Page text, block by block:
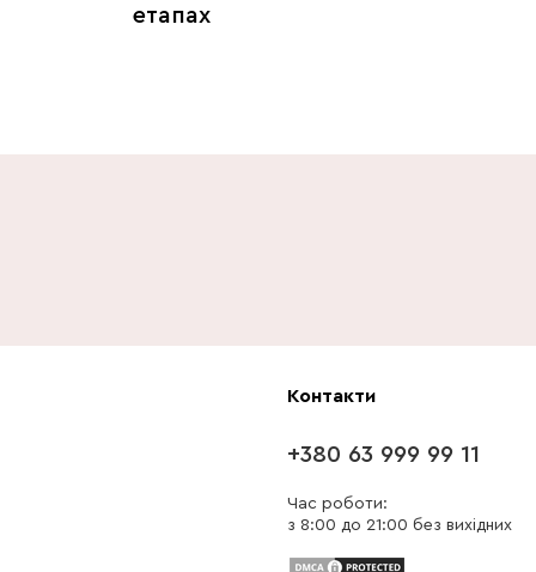
етапах
Контакти
+380 63 999 99 11
Час роботи:
з 8:00 до 21:00 без вихідних